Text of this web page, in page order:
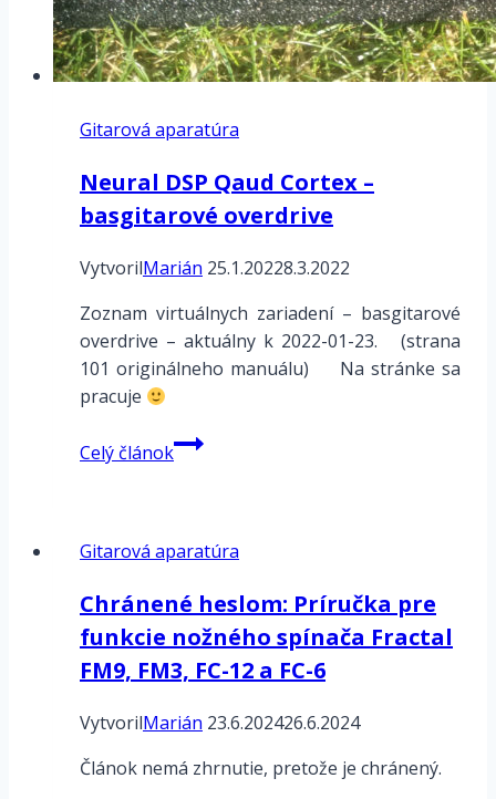
Gitarová aparatúra
Neural DSP Qaud Cortex –
basgitarové overdrive
VytvorilMarián 25.1.20228.3.2022
Zoznam virtuálnych zariadení – basgitarové
overdrive – aktuálny k 2022-01-23. (strana
101 originálneho manuálu) Na stránke sa
pracuje
Celý článokNeural
DSP
–
overdrive
Gitarová aparatúra
Chránené heslom: Príručka pre
funkcie nožného spínača Fractal
FM9, FM3, FC-12 a FC-6
VytvorilMarián 23.6.202426.6.2024
Článok nemá zhrnutie, pretože je chránený.